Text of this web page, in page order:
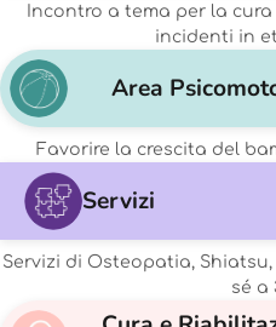
Incontro a tema per la
incidenti in
Area
Favorire la crescita del
Servizi
Servizi di Osteopatia,
sé a